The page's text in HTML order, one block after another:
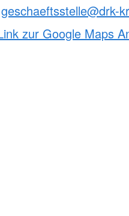
geschaeftsstelle@drk-
zur Google Maps